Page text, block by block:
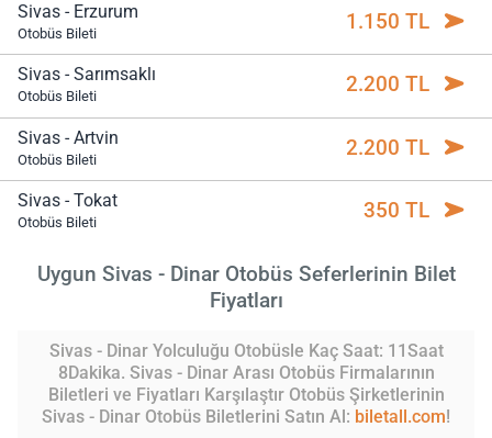
Sivas - Erzurum
Otobüs Bileti 1.150 TL
Sivas - Sarımsaklı
Otobüs Bileti 2.200 TL
Sivas - Artvin
Otobüs Bileti 2.200 TL
Sivas - Tokat
Otobüs Bileti 350 TL
Uygun Sivas - Dinar Otobüs Seferlerinin Bilet
Fiyatları
Sivas - Dinar Yolculuğu Otobüsle Kaç Saat: 11Saat
8Dakika. Sivas - Dinar Arası Otobüs Firmalarının
Biletleri ve Fiyatları Karşılaştır Otobüs Şirketlerinin
Sivas - Dinar Otobüs Biletlerini Satın Al: biletall.com!